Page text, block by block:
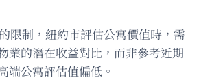
限制，紐約市評估公寓價值時，需
業的潛在收益對比，而非參考近期
端公寓評估值偏低。